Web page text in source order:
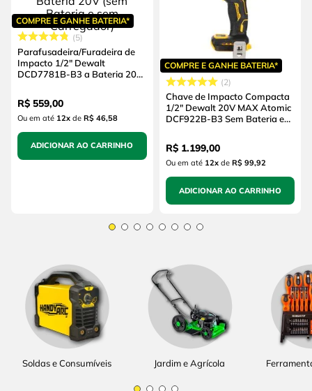
COMPRE E GANHE BATERIA*
5
Parafusadeira/Furadeira de
Impacto 1/2" Dewalt
DCD7781B-B3 a Bateria 20V
Carregador)
R$ 559,00
Ou em até 12x de R$ 46,58
ADICIONAR AO CARRINHO
COMPRE E GANHE BATERIA*
2
Chave de Impacto Compacta
1/2" Dewalt 20V MAX Atomic
DCF922B-B3 Sem Bateria e
R$ 1.199,00
Ou em até 12xde R$ 99,92
ADICIONAR AO CARRINHO
Soldas e Consumíveis Jardim e Agrícola